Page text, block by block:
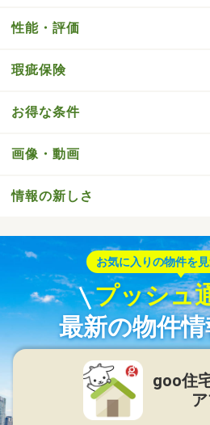
性能・評価
瑕疵保険
お得な条件
画像・動画
情報の新しさ
お気に入りの物件を見
プッシュ
最新の物件
goo住